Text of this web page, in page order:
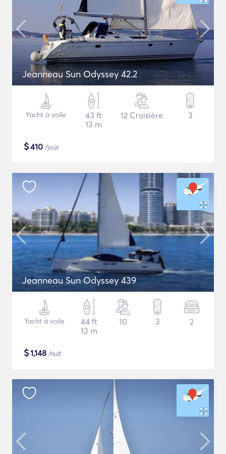
Jeanneau Sun Odyssey 42.2
Yacht à voile
43 ft
13 m
12 Croisière 3
$410 /jour
Jeanneau Sun Odyssey 439
Yacht à voile
44 ft
13 m
10 3 2
$1,148 /nuit